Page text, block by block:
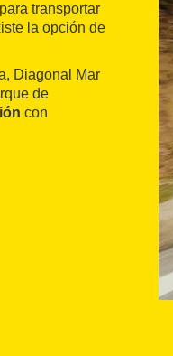
transportar
la opción de
Diagonal Mar
de
con